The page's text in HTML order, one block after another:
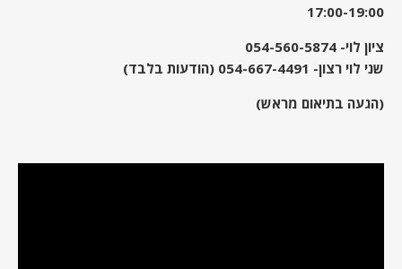
17:00-19:00
ציון לוי- 054-560-5874
שני לוי רצון- 054-667-4491 (הודעות בלבד)
(הגעה בתיאום מראש)